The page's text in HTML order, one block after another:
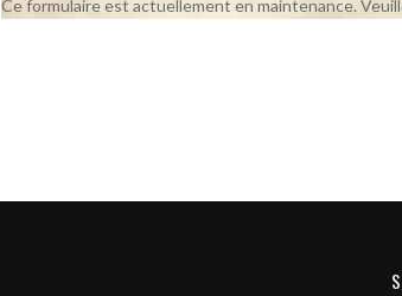
Ce formulaire est actuellement en maintenance.